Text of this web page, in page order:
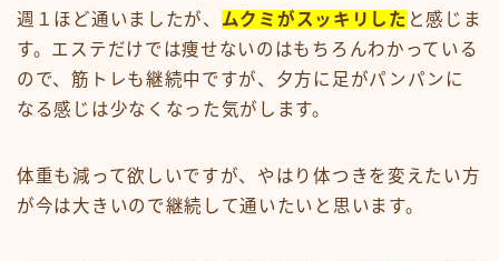
週１ほど通いましたが、 ムクミがスッキリした と感じま
す。エステだけでは痩せないのはもちろんわかっている
ので、筋トレも継続中ですが、夕方に足がパンパンに
なる感じは少なくなった気がします。
体重も減って欲しいですが、やはり体つきを変えたい方
が今は大きいので継続して通いたいと思います。